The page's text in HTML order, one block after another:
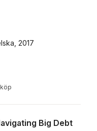
2017
Big Debt